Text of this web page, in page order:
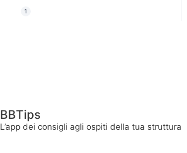
1
BBTips
L’app dei consigli agli ospiti della tua struttura